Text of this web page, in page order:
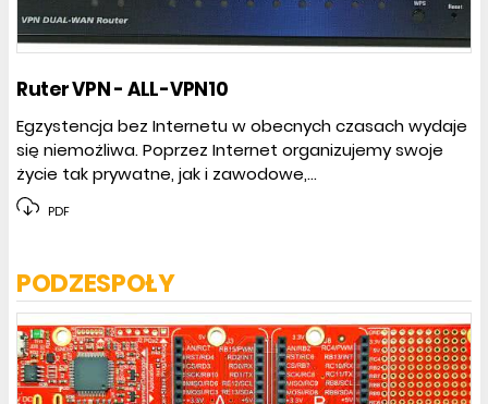
Ruter VPN - ALL-VPN10
Egzystencja bez Internetu w obecnych czasach wydaje
się niemożliwa. Poprzez Internet organizujemy swoje
życie tak prywatne, jak i zawodowe,...
PDF
PODZESPOŁY